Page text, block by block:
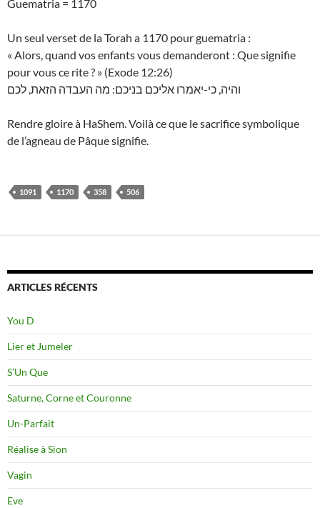
Guematria = 1170
Un seul verset de la Torah a 1170 pour guematria :
« Alors, quand vos enfants vous demanderont : Que signifie
pour vous ce rite ? » (Exode 12:26)
והיה, כי-יאמרו אליכם בניכם: מה העבדה הזאת, לכם
Rendre gloire à HaShem. Voilà ce que le sacrifice symbolique
de l’agneau de Pâque signifie.
1091 1170 358 506
ARTICLES RÉCENTS
You D
Lier et Jumeler
S’Un Que
Saturne, Corne et Couronne
Un-Parfait
Réalise à Sion
Vagin
Eve